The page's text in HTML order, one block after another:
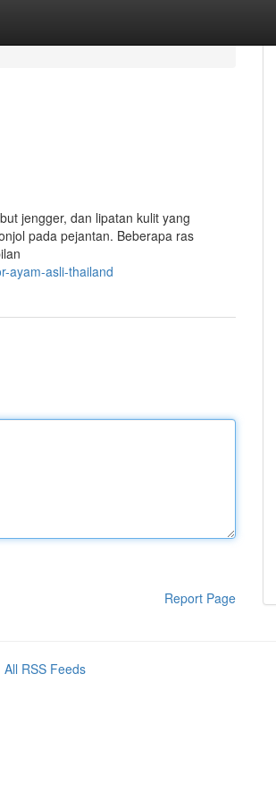
jengger, dan lipatan kulit yang
pada pejantan. Beberapa ras
ayam-asli-thailand
Report Page
All RSS Feeds